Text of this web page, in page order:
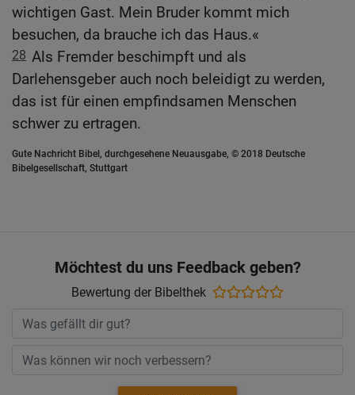
wichtigen Gast. Mein Bruder kommt mich
besuchen, da brauche ich das Haus.«
28 Als Fremder beschimpft und als
Darlehensgeber auch noch beleidigt zu werden,
das ist für einen empfindsamen Menschen
schwer zu ertragen.
Gute Nachricht Bibel, durchgesehene Neuausgabe, © 2018 Deutsche
Bibelgesellschaft, Stuttgart
Möchtest du uns Feedback geben?
Bewertung der Bibelthek